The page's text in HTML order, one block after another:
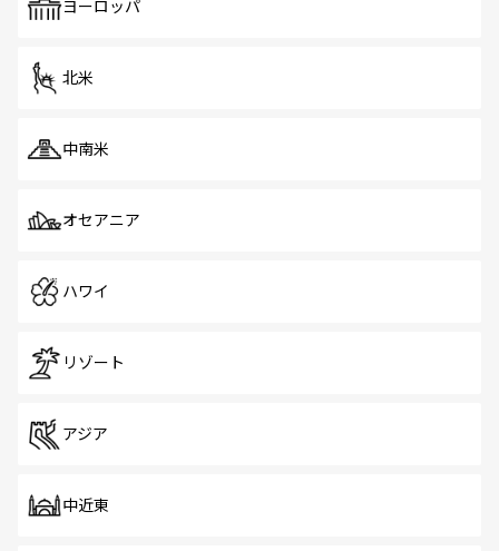
ヨーロッパ
北米
中南米
オセアニア
ハワイ
リゾート
アジア
中近東